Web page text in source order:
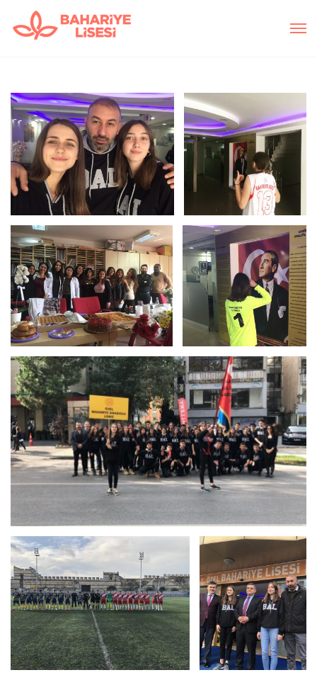
Bizden Görüntüler
Bizden Görüntüler
Bizden